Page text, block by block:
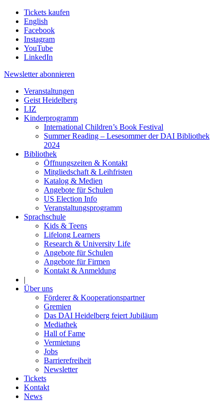
Tickets kaufen
English
Facebook
Instagram
YouTube
LinkedIn
Newsletter abonnieren
Veranstaltungen
Geist Heidelberg
LIZ
Kinderprogramm
International Children’s Book Festival
Summer Reading – Lesesommer der DAI Bibliothek
2024
Bibliothek
Öffnungszeiten & Kontakt
Mitgliedschaft & Leihfristen
Katalog & Medien
Angebote für Schulen
US Election Info
Veranstaltungsprogramm
Sprachschule
Kids & Teens
Lifelong Learners
Research & University Life
Angebote für Schulen
Angebote für Firmen
Kontakt & Anmeldung
|
Über uns
Förderer & Kooperationspartner
Gremien
Das DAI Heidelberg feiert Jubiläum
Mediathek
Hall of Fame
Vermietung
Jobs
Barrierefreiheit
Newsletter
Tickets
Kontakt
News